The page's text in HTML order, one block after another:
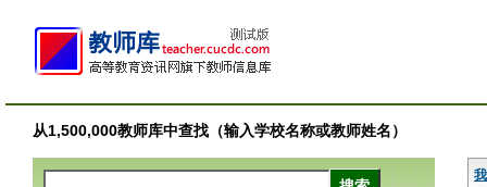
从1,500,000教师库中查找（输入学校名称或教师姓名）